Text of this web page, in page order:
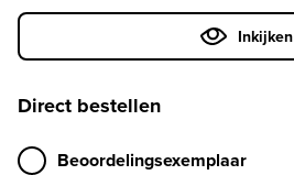
Inkijken
Direct bestellen
Beoordelingsexemplaar